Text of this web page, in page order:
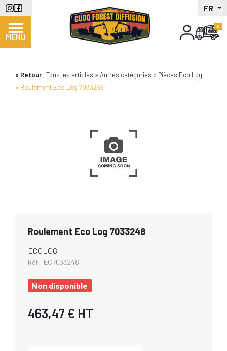
Aller
au
contenu
principal
FR
MENU
Retour Tous les articles Autres catégories
Pièces Eco Log
Roulement Eco Log 7033248
Roulement Eco Log 7033248
ECOLOG
Réf : EC7033248
Non disponible
463,47 € HT